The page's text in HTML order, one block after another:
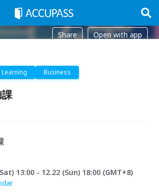
Share Open with app
Learning Business
13:00 - 12.22 (Sun) 18:00 (GMT+8)